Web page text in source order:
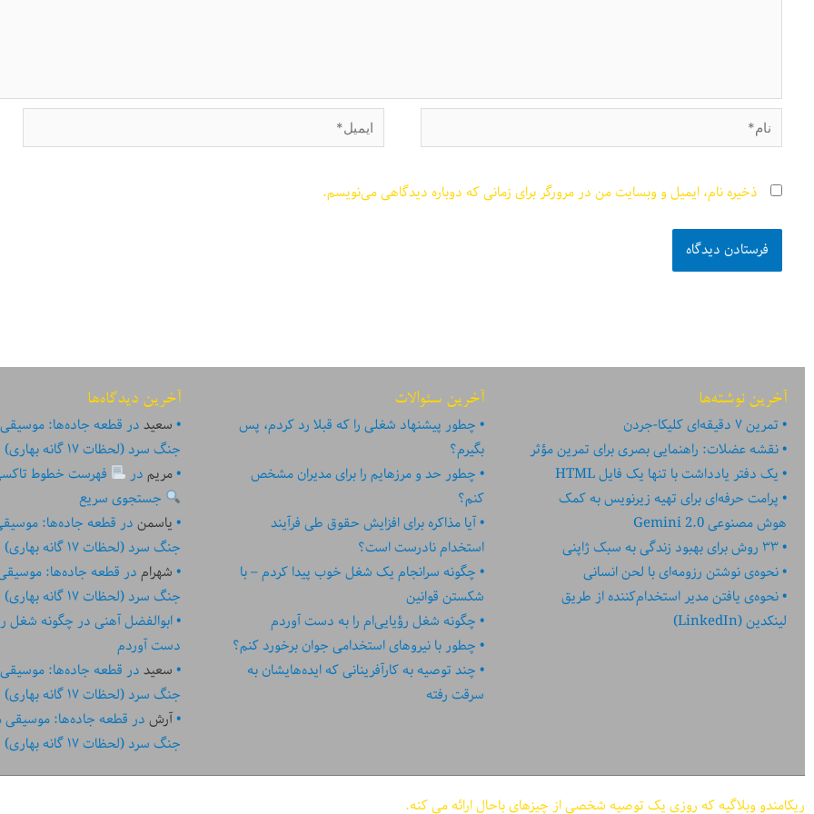
نام* ایمیل*
ذخیره نام، ایمیل و وبسایت من در مرورگر برای زمانی که دوباره دیدگاهی می‌نویسم.
آخرین نوشته‌ها
تمرین ۷ دقیقه‌ای کلیکا-جردن
نقشه عضلات: راهنمایی بصری برای تمرین مؤثر
یک دفتر یادداشت با تنها یک فایل HTML
پرامت حرفه‌ای برای تهیه زیرنویس به کمک
هوش مصنوعی Gemini 2.0
۳۳ روش برای بهبود زندگی به سبک ژاپنی
نحوه‌ی نوشتن رزومه‌ای با لحن انسانی
نحوه‌ی یافتن مدیر استخدام‌کننده از طریق
لینکدین (LinkedIn)
آخرین سئوالات
چطور پیشنهاد شغلی را که قبلا رد کردم، پس
بگیرم؟
چطور حد و مرزهایم را برای مدیران مشخص
کنم؟
آیا مذاکره برای افزایش حقوق طی فرآیند
استخدام نادرست است؟
چگونه سرانجام یک شغل خوب پیدا کردم – با
شکستن قوانین
چگونه شغل رؤیایی‌ام را به دست آوردم
چطور با نیروهای استخدامی جوان برخورد کنم؟
چند توصیه به کارآفرینانی که ایده‏‏‌‏‏‌هایشان به
سرقت رفته
آخرین دیدگاه‌ها
سعیددرقطعه جاده‌ها:
جنگ سرد (لحظات ۱۷ گانه بهاری)
مریمدر
فهرست خطوط تاکسی
جستجوی سریع
یاسمندرقطعه جاده‌ها:
جنگ سرد (لحظات ۱۷ گانه بهاری)
شهرامدرقطعه جاده‌ها:
جنگ سرد (لحظات ۱۷ گانه بهاری)
ابوالفضل آهنیدرچگونه شغل
دست آوردم
سعیددرقطعه جاده‌ها:
جنگ سرد (لحظات ۱۷ گانه بهاری)
آرشدرقطعه جاده‌ها: موسیقی
جنگ سرد (لحظات ۱۷ گانه بهاری)
ریکامندو وبلاگیه که روزی یک توصیه شخصی از چیزهای باحال ارائه می کنه.